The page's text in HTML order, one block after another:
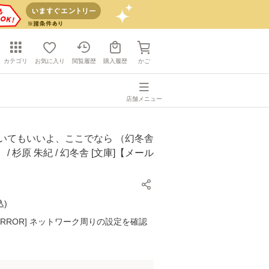
カテゴリ お気に入り 閲覧履歴 購入履歴 かご
店舗メニュー
てもいいよ、ここでなら （幻冬舎
/ 杉原 朱紀 / 幻冬舎 [文庫]【メール
)
ネットワーク周りの設定を確認